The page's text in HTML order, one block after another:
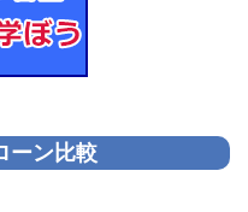
ーン比較